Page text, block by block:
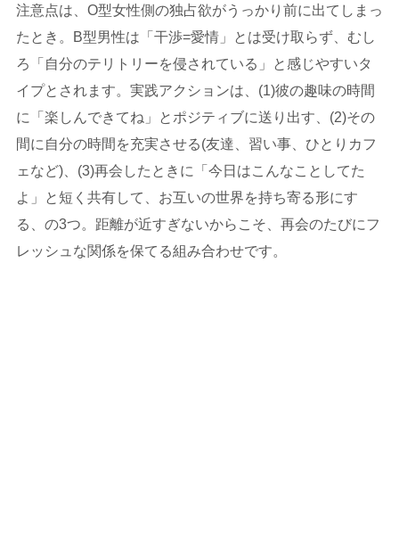
注意点は、O型女性側の独占欲がうっかり前に出てしまっ
たとき。B型男性は「干渉=愛情」とは受け取らず、むし
ろ「自分のテリトリーを侵されている」と感じやすいタ
イプとされます。実践アクションは、(1)彼の趣味の時間
に「楽しんできてね」とポジティブに送り出す、(2)その
間に自分の時間を充実させる(友達、習い事、ひとりカフ
ェなど)、(3)再会したときに「今日はこんなことしてた
よ」と短く共有して、お互いの世界を持ち寄る形にす
る、の3つ。距離が近すぎないからこそ、再会のたびにフ
レッシュな関係を保てる組み合わせです。